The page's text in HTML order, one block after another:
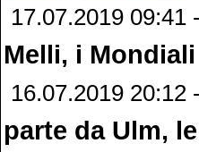
17.07.2019 09:41 -
Melli, i
16.07.2019 20:12 -
parte da Ulm,